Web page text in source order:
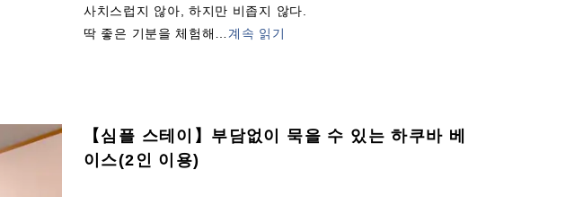
사치스럽지 않아, 하지만 비좁지 않다.
딱 좋은 기분을 체험해
계속 읽기
【심플 스테이】부담없이 묵을 수 있는 하쿠바 베
이스(2인 이용)